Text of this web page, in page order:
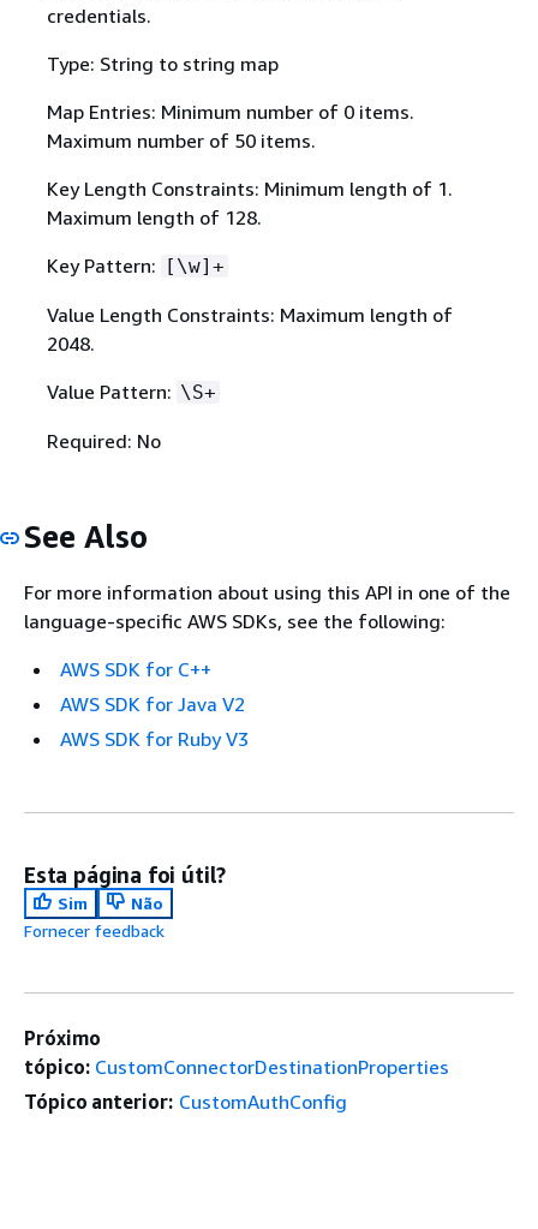
credentials.
Type: String to string map
Map Entries: Minimum number of 0 items.
Maximum number of 50 items.
Key Length Constraints: Minimum length of 1.
Maximum length of 128.
Key Pattern: [\w]+
Value Length Constraints: Maximum length of
2048.
Value Pattern: \S+
Required: No
See Also
For more information about using this API in one of the
language-specific AWS SDKs, see the following:
AWS SDK for C++
AWS SDK for Java V2
AWS SDK for Ruby V3
Esta página foi útil?
Sim
Não
Fornecer feedback
Próximo
tópico: CustomConnectorDestinationProperties
Tópico anterior: CustomAuthConfig